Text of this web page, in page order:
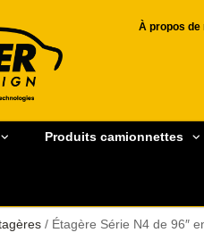
À propos de
Produits camionnettes
/ Étagère Série N4 de 96″